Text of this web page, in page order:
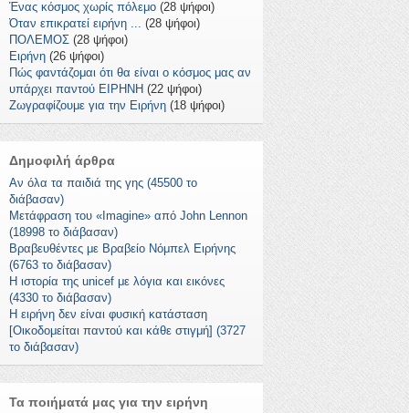
Ένας κόσμος χωρίς πόλεμο (28 ψήφοι)
Όταν επικρατεί ειρήνη ... (28 ψήφοι)
ΠΟΛΕΜΟΣ (28 ψήφοι)
Ειρήνη (26 ψήφοι)
Πώς φαντάζομαι ότι θα είναι ο κόσμος μας αν
υπάρχει παντού ΕΙΡΗΝΗ (22 ψήφοι)
Ζωγραφίζουμε για την Ειρήνη (18 ψήφοι)
Δημοφιλή άρθρα
Αν όλα τα παιδιά της γης (45500 το
διάβασαν)
Μετάφραση του «Imagine» από John Lennon
(18998 το διάβασαν)
Βραβευθέντες με Βραβείο Νόμπελ Ειρήνης
(6763 το διάβασαν)
Η ιστορία της unicef με λόγια και εικόνες
(4330 το διάβασαν)
Η ειρήνη δεν είναι φυσική κατάσταση
[Οικοδομείται παντού και κάθε στιγμή] (3727
το διάβασαν)
Τα ποιήματά μας για την ειρήνη